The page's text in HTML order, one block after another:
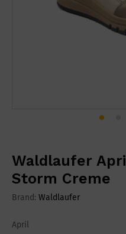
Waldlaufer
Storm Creme
Brand: Waldlaufer
April